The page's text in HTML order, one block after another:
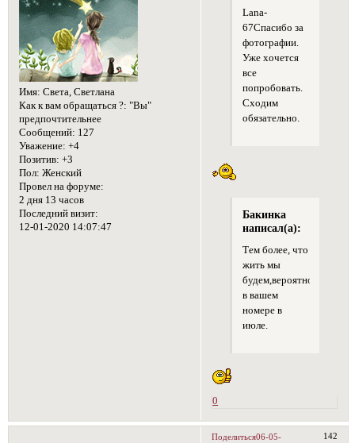
Имя: Света, Светлана
Как к вам обращаться ?: "Вы"
предпочтительнее
Сообщений: 127
Уважение: +4
Позитив: +3
Пол: Женский
Провел на форуме:
2 дня 13 часов
Последний визит:
12-01-2020 14:07:47
Lana-
67Спасибо за
фотографии.
Уже хочется
все
попробовать.
Сходим
обязательно.
Бакинка
написал(а):
Тем более, что
жить мы
будем,вероятно,
в вашем
номере в
июле.
0
Поделиться 142
06-05-